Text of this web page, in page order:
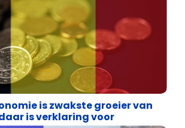
politiek
is zwakste groeier van
is verklaring voor